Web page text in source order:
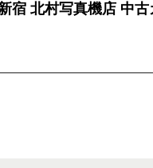
宿 北村写真機店 中